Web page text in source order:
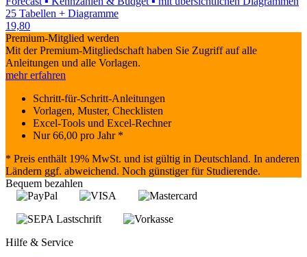
25 Tabellen + Diagramme
19,80
Premium-Mitglied werden
Mit der Premium-Mitgliedschaft haben Sie Zugriff auf alle
Anleitungen und alle Vorlagen.
mehr erfahren
Schritt-für-Schritt-Anleitungen
Vorlagen, Muster, Checklisten
Excel-Tools und Excel-Rechner
Nur66,00 pro Jahr *
* Preis enthält 19% MwSt. und ist gültig in Deutschland. In anderen
Ländern ggf. abweichend. Noch günstiger für Studierende.
Bequem bezahlen
Hilfe & Service